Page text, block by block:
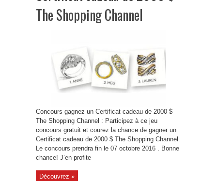
The Shopping Channel
Concours gagnez un Certificat cadeau de 2000 $
The Shopping Channel : Participez à ce jeu
concours gratuit et courez la chance de gagner un
Certificat cadeau de 2000 $ The Shopping Channel.
Le concours prendra fin le 07 octobre 2016 . Bonne
chance! J’en profite
Découvrez »